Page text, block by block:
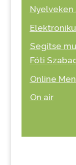
Nyelveken
Segítse
Fóti
Online
On air